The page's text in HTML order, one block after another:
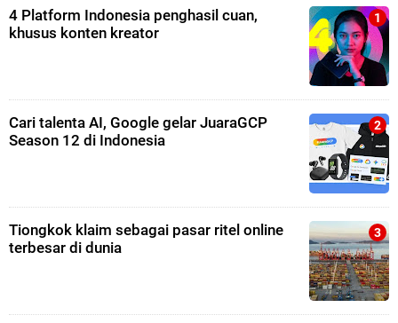
4 Platform Indonesia penghasil cuan,
khusus konten kreator
Cari talenta AI, Google gelar JuaraGCP
Season 12 di Indonesia
Tiongkok klaim sebagai pasar ritel online
terbesar di dunia